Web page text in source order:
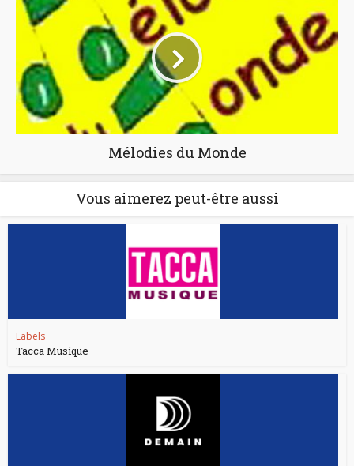
Mélodies du Monde
Vous aimerez peut-être aussi
Labels
Tacca Musique